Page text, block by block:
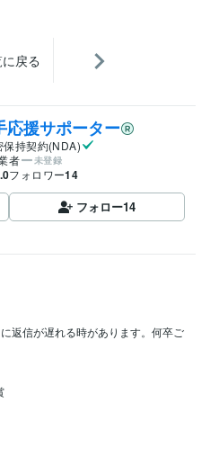
戻る
応援サポーター
保持契約(NDA)
者
未登録
フォロワー14
フォロー14
返信が遅れる時があります。何卒ご